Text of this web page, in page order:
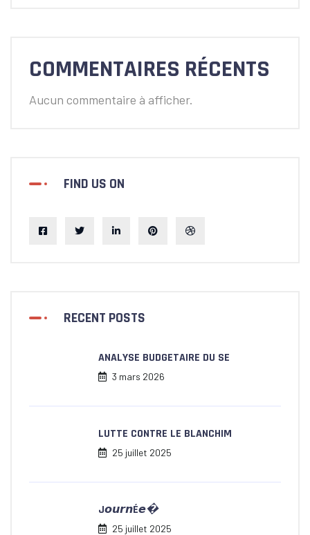
COMMENTAIRES RÉCENTS
Aucun commentaire à afficher.
FIND US ON
RECENT POSTS
ANALYSE BUDGETAIRE DU SE
3 mars 2026
LUTTE CONTRE LE BLANCHIM
25 juillet 2025
J𝙤𝙪𝙧𝙣É𝙚�
25 juillet 2025